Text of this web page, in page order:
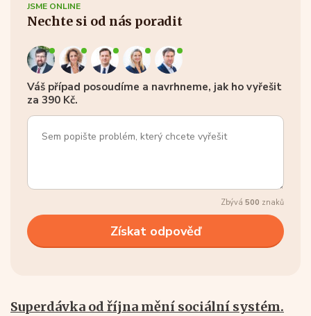
JSME ONLINE
Nechte si od nás poradit
Váš případ posoudíme a navrhneme, jak ho vyřešit
za 390 Kč.
Zbývá 500 znaků
Superdávka od října mění sociální systém.